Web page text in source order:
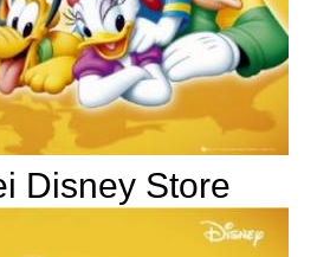
Disney Store